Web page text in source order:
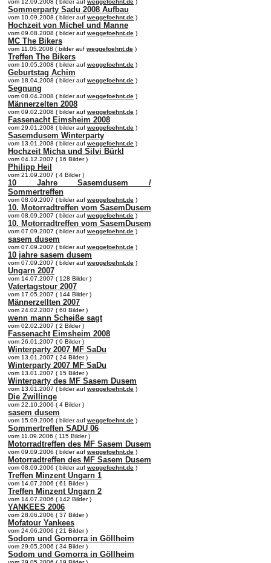
vom 12.09.2008 ( bilder auf weggefoehnt.de )
Sommerparty Sadu 2008 Aufbau
vom 10.09.2008 ( bilder auf weggefoehnt.de )
Hochzeit von Michel und Manne
vom 09.08.2008 ( bilder auf weggefoehnt.de )
MC The Bikers
vom 11.05.2008 ( bilder auf weggefoehnt.de )
Treffen The Bikers
vom 10.05.2008 ( bilder auf weggefoehnt.de )
Geburtstag Achim
vom 18.04.2008 ( bilder auf weggefoehnt.de )
Segnung
vom 08.04.2008 ( bilder auf weggefoehnt.de )
Männerzelten 2008
vom 09.02.2008 ( bilder auf weggefoehnt.de )
Fassenacht Eimsheim 2008
vom 29.01.2008 ( bilder auf weggefoehnt.de )
Sasemdusem Winterparty
vom 13.01.2008 ( bilder auf weggefoehnt.de )
Hochzeit Micha und Silvi Bürkl
vom 04.12.2007 ( 16 Bilder )
Philipp Heil
vom 21.09.2007 ( 4 Bilder )
10 Jahre Sasemdusem /
Sommertreffen
vom 08.09.2007 ( bilder auf weggefoehnt.de )
10. Motorradtreffen vom SasemDusem
vom 08.09.2007 ( bilder auf weggefoehnt.de )
10. Motorradtreffen vom SasemDusem
vom 07.09.2007 ( bilder auf weggefoehnt.de )
sasem dusem
vom 07.09.2007 ( bilder auf weggefoehnt.de )
10 jahre sasem dusem
vom 07.09.2007 ( bilder auf weggefoehnt.de )
Ungarn 2007
vom 14.07.2007 ( 128 Bilder )
Vatertagstour 2007
vom 17.05.2007 ( 144 Bilder )
Männerzellten 2007
vom 24.02.2007 ( 60 Bilder )
wenn mann Scheiße sagt
vom 02.02.2007 ( 2 Bilder )
Fassenacht Eimsheim 2008
vom 26.01.2007 ( 0 Bilder )
Winterparty 2007 MF SaDu
vom 13.01.2007 ( 24 Bilder )
Winterparty 2007 MF SaDu
vom 13.01.2007 ( 15 Bilder )
Winterparty des MF Sasem Dusem
vom 13.01.2007 ( bilder auf weggefoehnt.de )
Die Zwillinge
vom 22.10.2006 ( 4 Bilder )
sasem dusem
vom 15.09.2006 ( bilder auf weggefoehnt.de )
Sommertreffen SADU 06
vom 11.09.2006 ( 115 Bilder )
Motorradtreffen des MF Sasem Dusem
vom 09.09.2006 ( bilder auf weggefoehnt.de )
Motorradtreffen des MF Sasem Dusem
vom 08.09.2006 ( bilder auf weggefoehnt.de )
Treffen Minzent Ungarn 1
vom 14.07.2006 ( 61 Bilder )
Treffen Minzent Ungarn 2
vom 14.07.2006 ( 142 Bilder )
YANKEES 2006
vom 28.06.2006 ( 37 Bilder )
Mofatour Yankees
vom 24.06.2006 ( 21 Bilder )
Sodom und Gomorra in Göllheim
vom 29.05.2006 ( 34 Bilder )
Sodom und Gomorra in Göllheim